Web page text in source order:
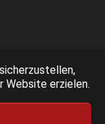
Website erzielen.